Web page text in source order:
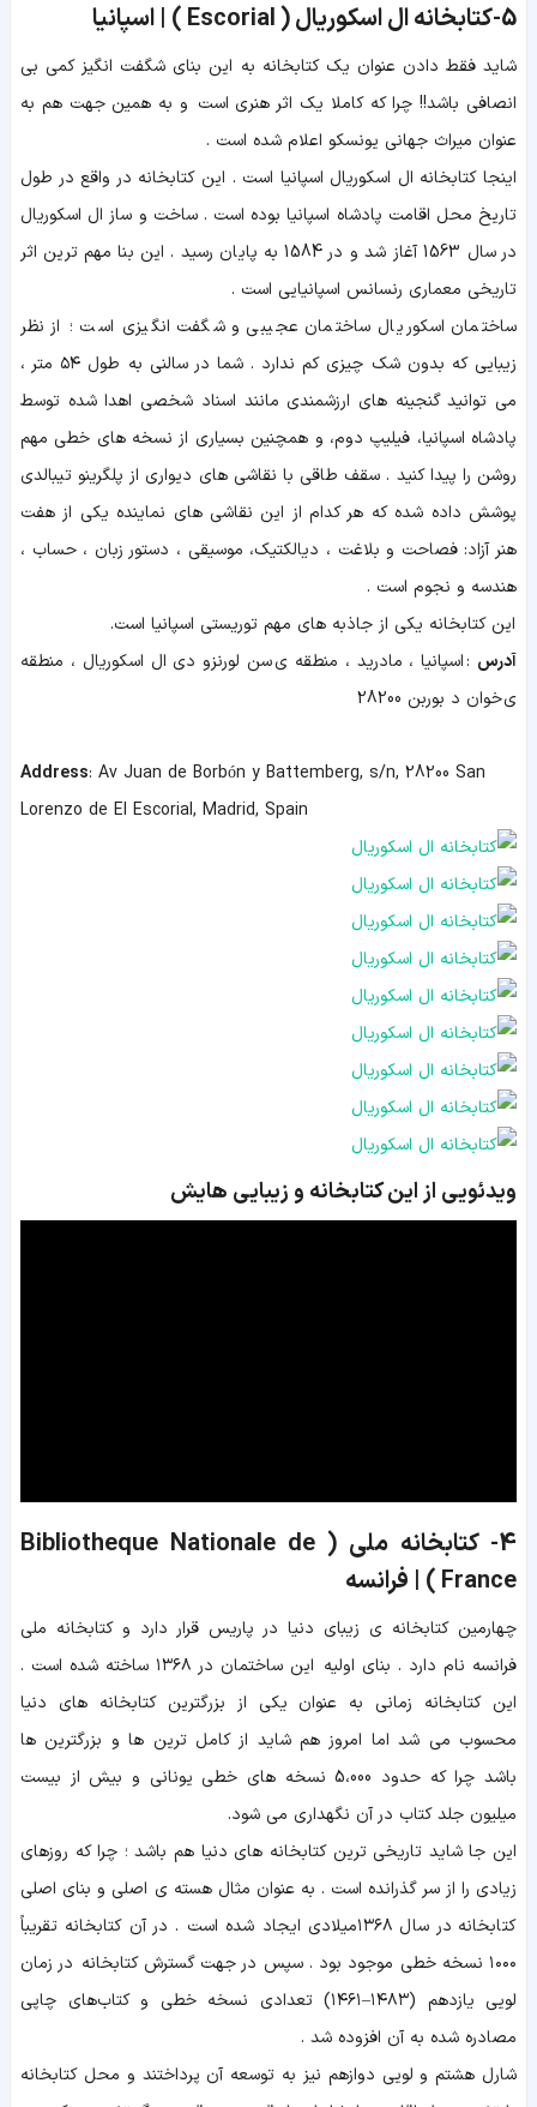
5-کتابخانه ال اسکوریال ( Escorial ) | اسپانیا
شاید فقط دادن عنوان یک کتابخانه به این بنای شگفت انگیز کمی بی
انصافی باشد!! چرا که کاملا یک اثر هنری است و به همین جهت هم به
عنوان میراث جهانی یونسکو اعلام شده است .
اینجا کتابخانه ال اسکوریال اسپانیا است . این کتابخانه در واقع در طول
تاریخ محل اقامت پادشاه اسپانیا بوده است . ساخت و ساز ال اسکوریال
در سال 1563 آغاز شد و در 1584 به پایان رسید . این بنا مهم ترین اثر
تاریخی معماری رنسانس اسپانیایی است .
ساختمان اسکوریال ساختمان عجیبی و شگفت انگیزی است ؛ از نظر
زیبایی که بدون شک چیزی کم ندارد . شما در سالنی به طول ۵۴ متر ،
می توانید گنجینه های ارزشمندی مانند اسناد شخصی اهدا شده توسط
پادشاه اسپانیا، فیلیپ دوم، و همچنین بسیاری از نسخه های خطی مهم
روشن را پیدا کنید . سقف طاقی با نقاشی های دیواری از پلگرینو تیبالدی
پوشش داده شده که هر کدام از این نقاشی های نماینده یکی از هفت
هنر آزاد: فصاحت و بلاغت ، دیالکتیک، موسیقی ، دستور زبان ، حساب ،
هندسه و نجوم است .
این کتابخانه یکی از جاذبه های مهم توریستی اسپانیا است.
آدرس :اسپانیا ، مادرید ، منطقه یسن لورنزو دی ال اسکوریال ، منطقه
یخوان د بوربن
Address: Av Juan de Borbón y Battemberg, s/n, 28200 San
Lorenzo de El Escorial, Madrid, Spain
ویدئویی از این کتابخانه و زیبایی هایش
4- کتابخانه ملی ( Bibliotheque Nationale de
France ) | فرانسه
چهارمین کتابخانه ی زیبای دنیا در پاریس قرار دارد و کتابخانه ملی
فرانسه نام دارد . بنای اولیه این ساختمان در ۱۳۶۸ ساخته شده است .
این کتابخانه زمانی به عنوان یکی از بزرگترین کتابخانه های دنیا
محسوب می شد اما امروز هم شاید از کامل ترین ها و بزرگترین ها
باشد چرا که حدود 5،000 نسخه های خطی یونانی و بیش از بیست
میلیون جلد کتاب در آن نگهداری می شود.
این جا شاید تاریخی ترین کتابخانه های دنیا هم باشد ؛ چرا که روزهای
زیادی را از سر گذرانده است . به عنوان مثال هسته ی اصلی و بنای اصلی
کتابخانه در سال ۱۳۶۸میلادی ایجاد شده است . در آن کتابخانه
تقریباً
۱۰۰۰ نسخه خطی موجود بود . سپس در جهت گسترش کتابخانه در زمان
لویی یازدهم (۱۴۸۳–۱۴۶۱) تعدادی نسخه خطی و کتاب‌های چاپی
مصادره‌ شده به آن افزوده شد .
شارل هشتم و لویی دوازهم نیز به توسعه آن پرداختند و محل کتابخانه